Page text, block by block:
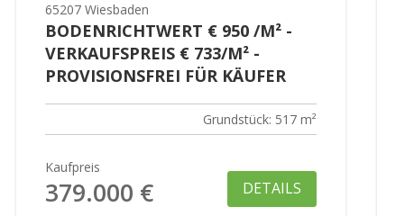
65207 Wiesbaden
BODENRICHTWERT € 950 /M² -
VERKAUFSPREIS € 733/M² -
PROVISIONSFREI FÜR KÄUFER
Grundstück: 517 m²
Kaufpreis
379.000 € DETAILS